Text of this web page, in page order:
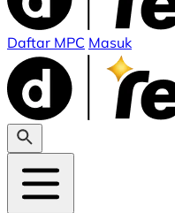
Daftar MPC Masuk